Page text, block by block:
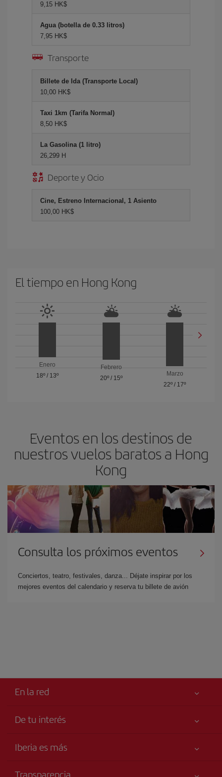
9,15 HK$
Agua (botella de 0.33 litros)
7,95 HK$
Transporte
Billete de Ida (Transporte Local)
10,00 HK$
Taxi 1km (Tarifa Normal)
8,50 HK$
La Gasolina (1 litro)
26,299 H
Deporte y Ocio
Cine, Estreno Internacional, 1 Asiento
100,00 HK$
El tiempo en Hong Kong
Enero
18º/ 13º
Febrero
20º/ 15º
Marzo
22º / 17º
Eventos en los destinos de
nuestros vuelos baratos a Hong
Kong
Consulta los próximos eventos
Conciertos, teatro, festivales, danza... Déjate inspirar por los
mejores eventos del calendario y reserva tu billete de avión
En la red
De tu interés
Accesibilidad
Iberia es más